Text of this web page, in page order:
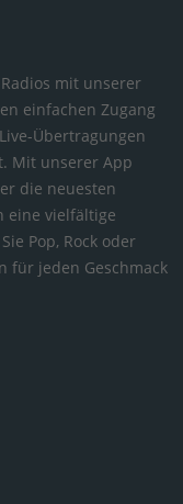
mit unserer
einfachen Zugang
Übertragungen
Mit unserer App
die neuesten
eine vielfältige
Pop, Rock oder
für jeden Geschmack